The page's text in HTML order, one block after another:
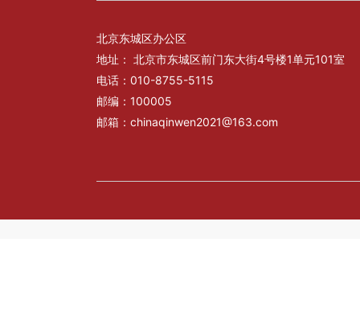
北京东城区办公区
地址： 北京市东城区前门东大街4号楼1单元101室
电话：010-8755-5115
邮编：100005
邮箱：chinaqinwen2021@163.com